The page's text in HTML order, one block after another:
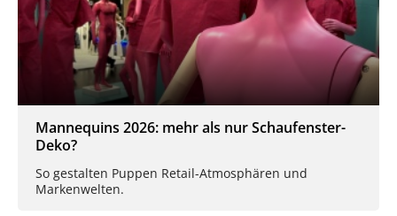
Mannequins 2026: mehr als nur Schaufenster-
Deko?
So gestalten Puppen Retail-Atmosphären und
Markenwelten.